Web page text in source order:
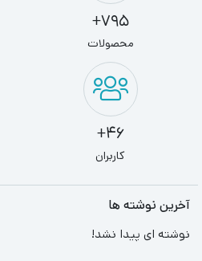
795+
محصولات
46+
کاربران
آخرین نوشته ها
نوشته ای پیدا نشد!